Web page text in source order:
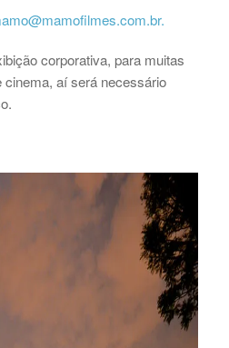
.
corporativa, para muitas
aí será necessário